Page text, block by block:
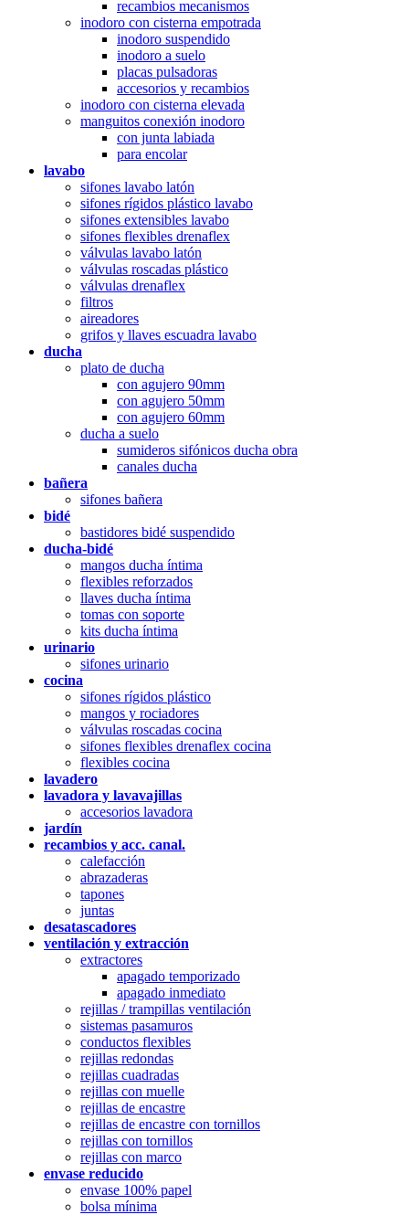
recambios mecanismos
inodoro con cisterna empotrada
inodoro suspendido
inodoro a suelo
placas pulsadoras
accesorios y recambios
inodoro con cisterna elevada
manguitos conexión inodoro
con junta labiada
para encolar
lavabo
sifones lavabo latón
sifones rígidos plástico lavabo
sifones extensibles lavabo
sifones flexibles drenaflex
válvulas lavabo latón
válvulas roscadas plástico
válvulas drenaflex
filtros
aireadores
grifos y llaves escuadra lavabo
ducha
plato de ducha
con agujero 90mm
con agujero 50mm
con agujero 60mm
ducha a suelo
sumideros sifónicos ducha obra
canales ducha
bañera
sifones bañera
bidé
bastidores bidé suspendido
ducha-bidé
mangos ducha íntima
flexibles reforzados
llaves ducha íntima
tomas con soporte
kits ducha íntima
urinario
sifones urinario
cocina
sifones rígidos plástico
mangos y rociadores
válvulas roscadas cocina
sifones flexibles drenaflex cocina
flexibles cocina
lavadero
lavadora y lavavajillas
accesorios lavadora
jardín
recambios y acc. canal.
calefacción
abrazaderas
tapones
juntas
desatascadores
ventilación y extracción
extractores
apagado temporizado
apagado inmediato
rejillas / trampillas ventilación
sistemas pasamuros
conductos flexibles
rejillas redondas
rejillas cuadradas
rejillas con muelle
rejillas de encastre
rejillas de encastre con tornillos
rejillas con tornillos
rejillas con marco
envase reducido
envase 100% papel
bolsa mínima